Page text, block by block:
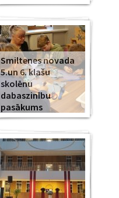
Smiltenes novada
5.un 6. klašu
skolēnu
dabaszinību
pasākums